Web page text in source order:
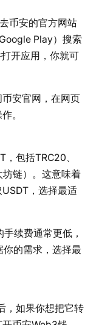
币安的官方网站
Play）搜索
开应用，你就可
安官网，在网页
。
包括TRC20、
坊链）。这意味着
，选择最适
续费通常更低，
你的需求，选择最
，如果你想把它转